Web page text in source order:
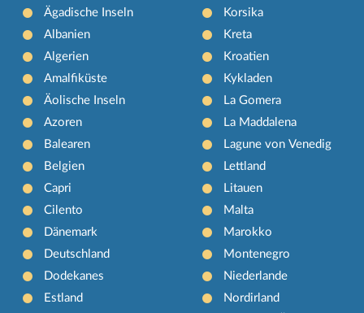
Ägadische Inseln
Albanien
Algerien
Amalfiküste
Äolische Inseln
Azoren
Balearen
Belgien
Capri
Cilento
Dänemark
Deutschland
Dodekanes
Estland
Korsika
Kreta
Kroatien
Kykladen
La Gomera
La Maddalena
Lagune von Venedig
Lettland
Litauen
Malta
Marokko
Montenegro
Niederlande
Nordirland